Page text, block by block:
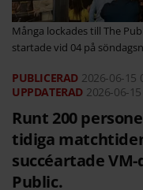
Många lockades till The
startade vid 04 på
2026-06-15
2026-06-
Runt 200
tidiga
succéartade
Public.